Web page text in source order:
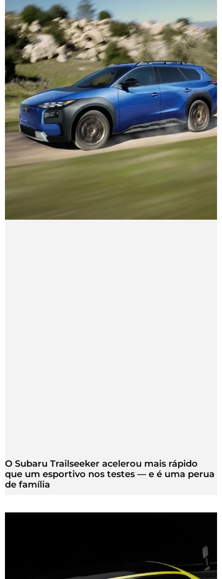
O Subaru Trailseeker acelerou mais rápido
que um esportivo nos testes — e é uma perua
de família